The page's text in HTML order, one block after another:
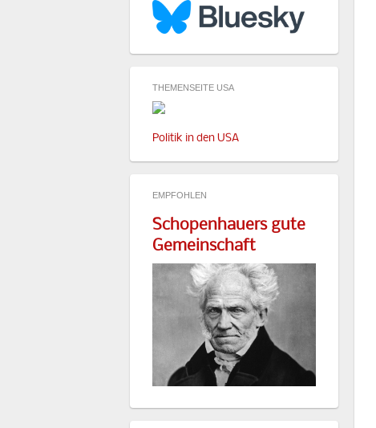
THEMENSEITE USA
Politik in den USA
EMPFOHLEN
Schopenhauers gute
Gemeinschaft